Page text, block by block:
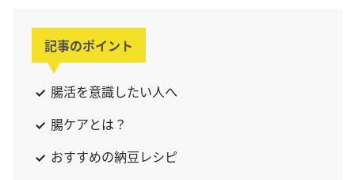
記事のポイント
腸活を意識したい人へ
腸ケアとは？
おすすめの納豆レシピ